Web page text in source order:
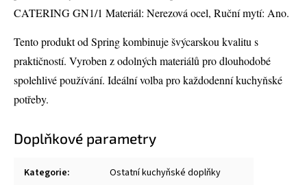
CATERING GN1/1 Materiál: Nerezová ocel, Ruční mytí: Ano.
Tento produkt od Spring kombinuje švýcarskou kvalitu s
praktičností. Vyroben z odolných materiálů pro dlouhodobé
spolehlivé používání. Ideální volba pro každodenní kuchyňské
potřeby.
Doplňkové parametry
Kategorie: Ostatní kuchyňské doplňky